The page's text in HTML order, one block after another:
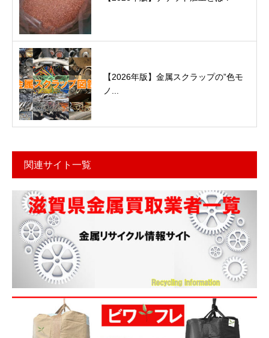
【2026年版】金属スクラップの”色モ
ノ...
関連サイト一覧